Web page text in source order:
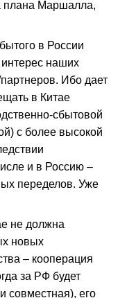
плана Маршалла,
в России
наших
Ибо дает
в Китае
сбытовой
с более высокой
и в Россию –
переделов. Уже
не должна
новых
– кооперация
за РФ будет
совместная), его